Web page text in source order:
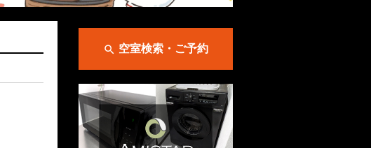
 空室検索・ご予約